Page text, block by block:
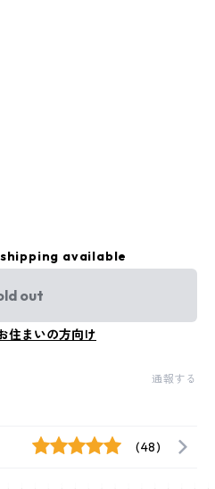
available
out
住まいの方向け
通報する
(48)